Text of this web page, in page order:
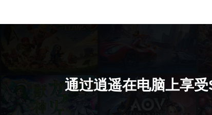
通过逍遥在电脑上享